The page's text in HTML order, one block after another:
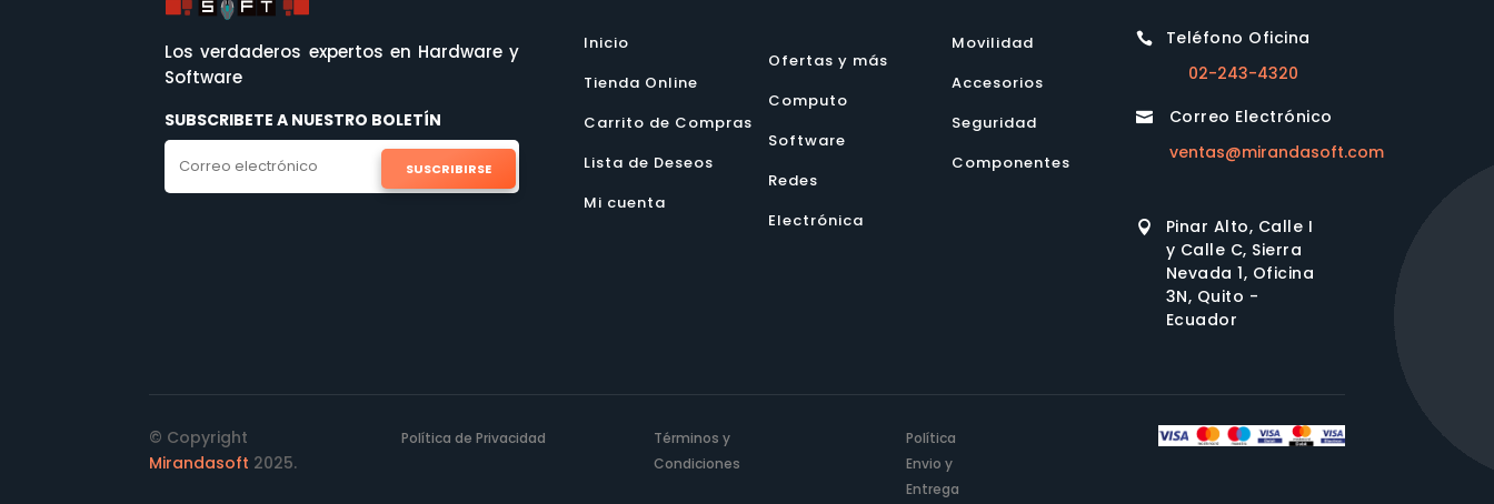
Los verdaderos expertos en Hardware y
Software
SUBSCRIBETE A NUESTRO BOLETÍN
SUSCRIBIRSE
Inicio
Tienda Online
Carrito de Compras
Lista de Deseos
Mi cuenta
Ofertas y más
Computo
Software
Redes
Electrónica
Movilidad
Accesorios
Seguridad
Componentes

Teléfono Oficina
02-243-4320

Correo Electrónico
ventas@mirandasoft.com

Pinar Alto, Calle I
y Calle C, Sierra
Nevada 1, Oficina
3N, Quito -
Ecuador
© Copyright
Mirandasoft 2025.
Política de Privacidad
Términos y
Condiciones
Política
Envio y
Entrega